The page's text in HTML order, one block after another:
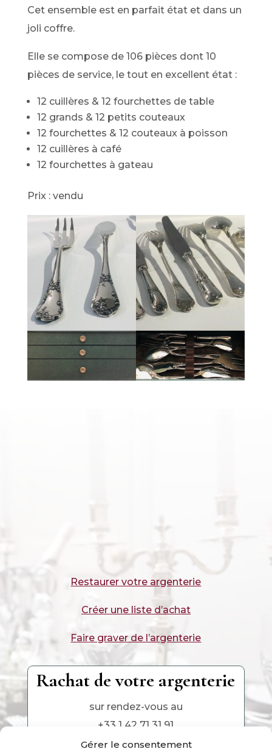
Gérer le consentement
Cet ensemble est en parfait état et dans un
joli coffre.
Elle se compose de 106 pièces dont 10
pièces de service, le tout en excellent état :
12 cuillères & 12 fourchettes de table
12 grands & 12 petits couteaux
12 fourchettes & 12 couteaux à poisson
12 cuillères à café
12 fourchettes à gateau
Prix : vendu
Restaurer votre argenterie
Créer une liste d’achat
Faire graver de l’argenterie
Rachat de votre argenterie
sur rendez-vous au
+33 1 42 71 31 91